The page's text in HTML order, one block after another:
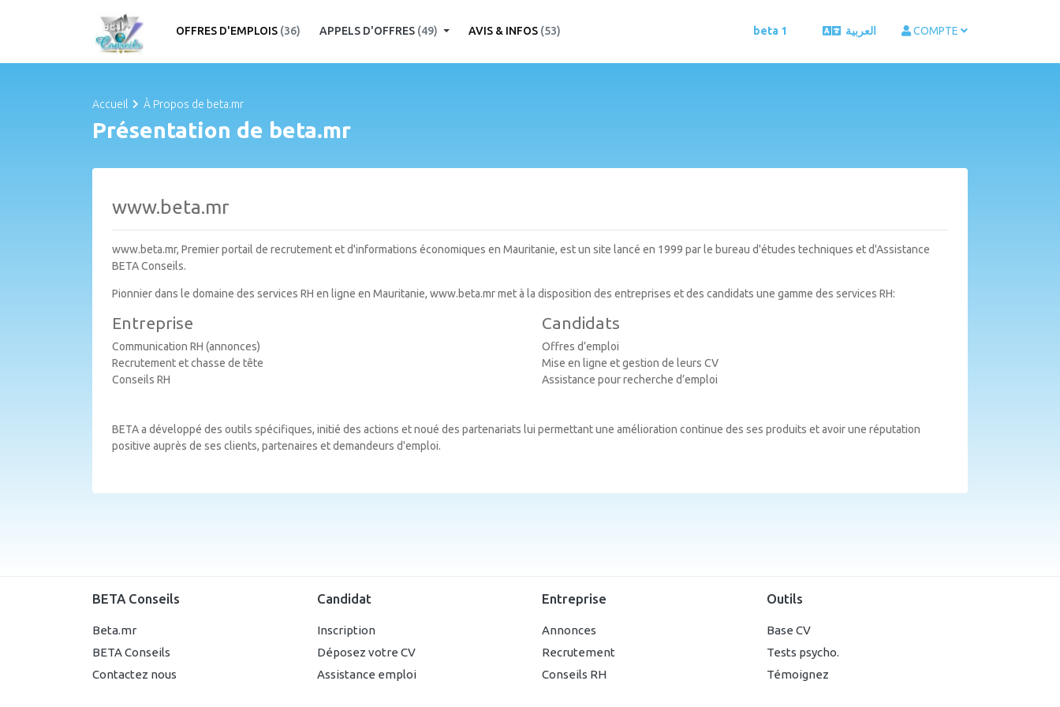
OFFRES D'EMPLOIS (36) APPELS D'OFFRES (49) AVIS & INFOS (53) beta 1 العربية COMPTE
Accueil À Propos de beta.mr
Présentation de beta.mr
www.beta.mr
www.beta.mr, Premier portail de recrutement et d'informations économiques en Mauritanie, est un site lancé en 1999 par le bureau d'études techniques et d'Assistance
BETA Conseils.
Pionnier dans le domaine des services RH en ligne en Mauritanie, www.beta.mr met à la disposition des entreprises et des candidats une gamme des services RH:
Entreprise
Communication RH (annonces)
Recrutement et chasse de tête
Conseils RH
Candidats
Offres d’emploi
Mise en ligne et gestion de leurs CV
Assistance pour recherche d’emploi
BETA a développé des outils spécifiques, initié des actions et noué des partenariats lui permettant une amélioration continue des ses produits et avoir une réputation
positive auprès de ses clients, partenaires et demandeurs d'emploi.
BETA Conseils
Beta.mr
BETA Conseils
Contactez nous
Candidat
Inscription
Déposez votre CV
Assistance emploi
Entreprise
Annonces
Recrutement
Conseils RH
Outils
Base CV
Tests psycho.
Témoignez